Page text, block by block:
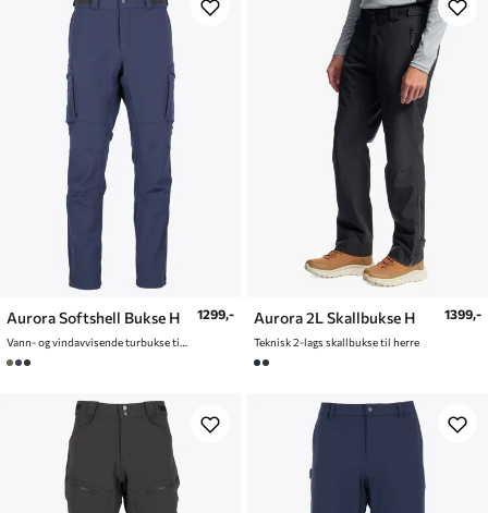
Aurora Softshell Bukse H
Vann- og vindavvisende turbukse til herre
1299,- Aurora 2L Skallbukse H
Teknisk 2-lags skallbukse til herre
1399,-